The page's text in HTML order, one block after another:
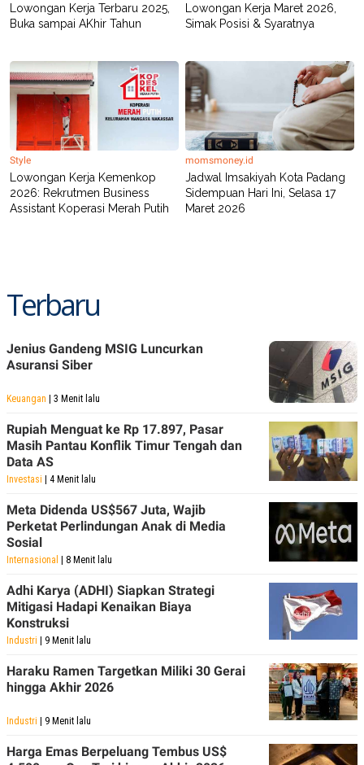
Lowongan Kerja Terbaru 2025,
Buka sampai AKhir Tahun
Lowongan Kerja Maret 2026,
Simak Posisi & Syaratnya
Style
Lowongan Kerja Kemenkop
2026: Rekrutmen Business
Assistant Koperasi Merah Putih
momsmoney.id
Jadwal Imsakiyah Kota Padang
Sidempuan Hari Ini, Selasa 17
Maret 2026
Terbaru
Jenius Gandeng MSIG Luncurkan
Asuransi Siber
Keuangan | 3 Menit lalu
Rupiah Menguat ke Rp 17.897, Pasar
Masih Pantau Konflik Timur Tengah dan
Data AS
Investasi | 4 Menit lalu
Meta Didenda US$567 Juta, Wajib
Perketat Perlindungan Anak di Media
Sosial
Internasional | 8 Menit lalu
Adhi Karya (ADHI) Siapkan Strategi
Mitigasi Hadapi Kenaikan Biaya
Konstruksi
Industri | 9 Menit lalu
Haraku Ramen Targetkan Miliki 30 Gerai
hingga Akhir 2026
Industri | 9 Menit lalu
Harga Emas Berpeluang Tembus US$